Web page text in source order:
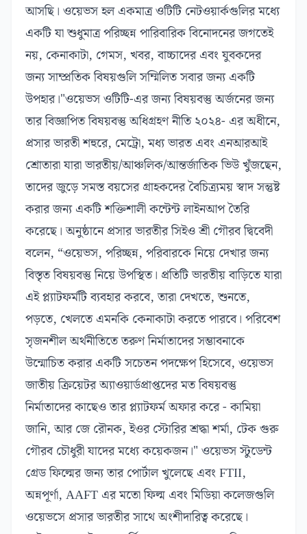
আসছি। ওয়েভস হল একমাত্র ওটিটি নেটওয়ার্কগুলির মধ্যে
একটি যা শুধুমাত্র পরিচ্ছন্ন পারিবারিক বিনোদনের জগতেই
নয়, কেনাকাটা, গেমস, খবর, বাচ্চাদের এবং যুবকদের
জন্য সাম্প্রতিক বিষয়গুলি সম্মিলিত সবার জন্য একটি
উপহার।"ওয়েভস ওটিটি-এর জন্য বিষয়বস্তু অর্জনের জন্য
তার বিজ্ঞাপিত বিষয়বস্তু অধিগ্রহণ নীতি ২০২৪- এর অধীনে,
প্রসার ভারতী শহুরে, মেট্রো, মধ্য ভারত এবং এনআরআই
শ্রোতারা যারা ভারতীয়/আঞ্চলিক/আন্তর্জাতিক ভিউ খুঁজছেন,
তাদের জুড়ে সমস্ত বয়সের গ্রাহকদের বৈচিত্র্যময় স্বাদ সন্তুষ্ট
করার জন্য একটি শক্তিশালী কন্টেন্ট লাইনআপ তৈরি
করেছে। অনুষ্ঠানে প্রসার ভারতীর সিইও শ্রী গৌরব দ্বিবেদী
বলেন, “ওয়েভস, পরিচ্ছন্ন, পরিবারকে নিয়ে দেখার জন্য
বিস্তৃত বিষয়বস্তু নিয়ে উপস্থিত। প্রতিটি ভারতীয় বাড়িতে যারা
এই প্ল্যাটফর্মটি ব্যবহার করবে, তারা দেখতে, শুনতে,
পড়তে, খেলতে এমনকি কেনাকাটা করতে পারবে। পরিবেশ
সৃজনশীল অর্থনীতিতে তরুণ নির্মাতাদের সম্ভাবনাকে
উন্মোচিত করার একটি সচেতন পদক্ষেপ হিসেবে, ওয়েভস
জাতীয় ক্রিয়েটর অ্যাওয়ার্ডপ্রাপ্তদের মত বিষয়বস্তু
নির্মাতাদের কাছেও তার প্ল্যাটফর্ম অফার করে - কামিয়া
জানি, আর জে রৌনক, ইওর স্টোরির শ্রদ্ধা শর্মা, টেক গুরু
গৌরব চৌধুরী যাদের মধ্যে কয়েকজন।" ওয়েভস স্টুডেন্ট
গ্রেড ফিল্মের জন্য তার পোর্টাল খুলেছে এবং FTII,
অন্নপূর্ণা, AAFT এর মতো ফিল্ম এবং মিডিয়া কলেজগুলি
ওয়েভসে প্রসার ভারতীর সাথে অংশীদারিত্ব করেছে।